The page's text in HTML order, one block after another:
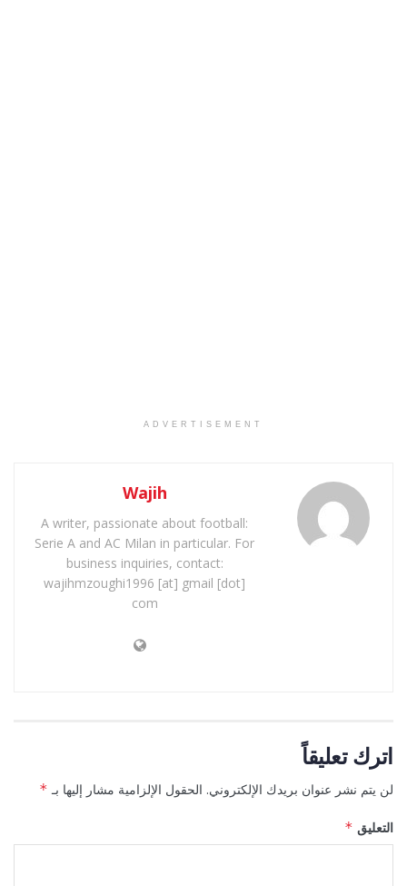
ADVERTISEMENT
Wajih
A writer, passionate about football:
Serie A and AC Milan in particular. For
business inquiries, contact:
wajihmzoughi1996 [at] gmail [dot]
com
اترك تعليقاً
لن يتم نشر عنوان بريدك الإلكتروني. الحقول الإلزامية مشار إليها بـ *
التعليق *